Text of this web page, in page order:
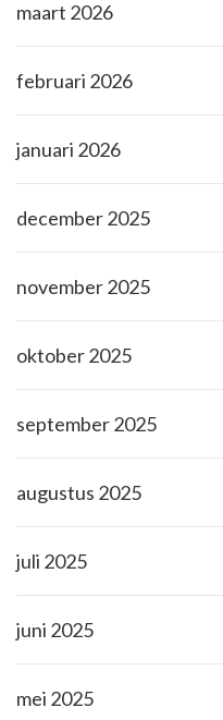
maart 2026
februari 2026
januari 2026
december 2025
november 2025
oktober 2025
september 2025
augustus 2025
juli 2025
juni 2025
mei 2025